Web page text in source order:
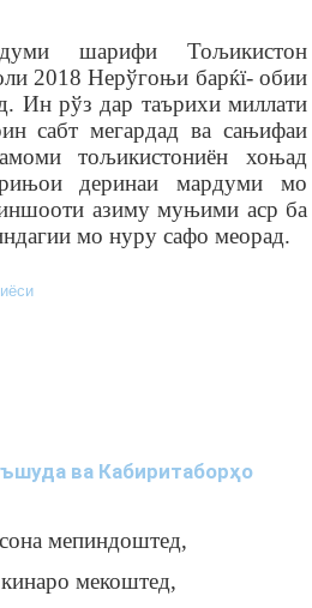
шарифи Тољикистон
2018 Нерўгоњи барќї- обии
Ин рўз дар таърихи миллати
сабт мегардад ва сањифаи
тољикистониён хоњад
деринаи мардуми мо
азиму муњими аср ба
мо нуру сафо меорад.
ва Кабиритаборҳо
мепиндоштед,
мекоштед,